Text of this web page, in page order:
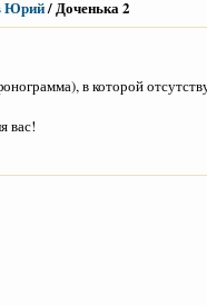
Юрий/ Доченька 2
в которой
вас!